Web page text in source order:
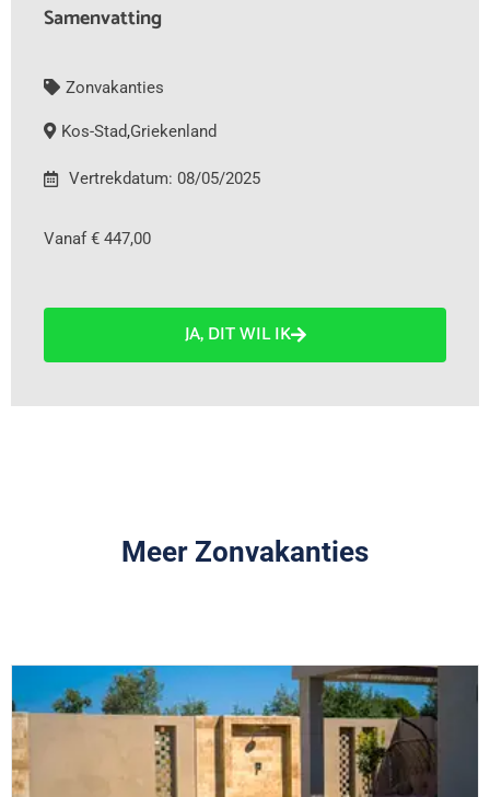
Samenvatting
Zonvakanties
Kos-Stad,Griekenland
Vertrekdatum: 08/05/2025
Vanaf € 447,00
JA, DIT WIL IK
Meer Zonvakanties